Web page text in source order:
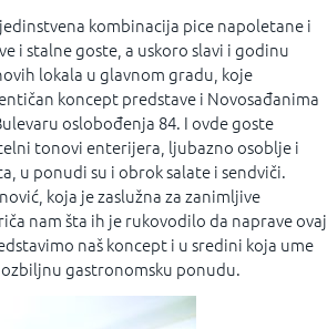
kombinacija pice napoletane i
i stalne goste, a uskoro slavi i godinu
lokala u glavnom gradu, koje
koncept predstave i Novosađanima
oslobođenja 84. I ovde goste
tonovi enterijera, ljubazno osoblje i
u ponudi su i obrok salate i sendviči.
koja je zaslužna za zanimljive
nam šta ih je rukovodilo da naprave ovaj
naš koncept i u sredini koja ume
gastronomsku ponudu.